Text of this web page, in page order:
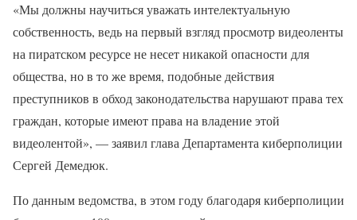
«Мы должны научиться уважать интелектуальную
собственность, ведь на первый взгляд просмотр видеоленты
на пиратском ресурсе не несет никакой опасности для
общества, но в то же время, подобные действия
преступников в обход законодательства нарушают права тех
граждан, которые имеют права на владение этой
видеолентой», — заявил глава Департамента киберполиции
Сергей Демедюк.
По данным ведомства, в этом году благодаря киберполиции